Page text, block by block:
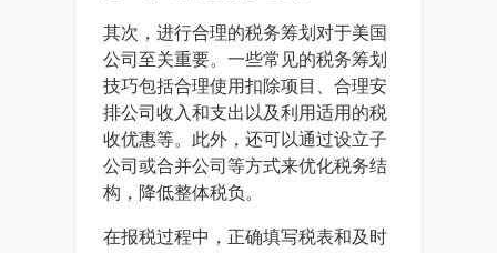
其次，进行合理的税务筹划对于美国
公司至关重要。一些常见的税务筹划
技巧包括合理使用扣除项目、合理安
排公司收入和支出以及利用适用的税
收优惠等。此外，还可以通过设立子
公司或合并公司等方式来优化税务结
构，降低整体税负。
在报税过程中，正确填写税表和及时